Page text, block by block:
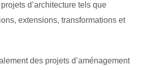
d’architecture tels que
extensions, transformations et
des projets d’aménagement